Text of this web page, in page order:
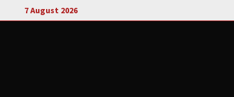
to
7 August 2026